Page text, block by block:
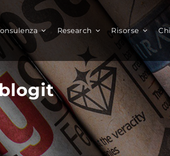
Research Risorse